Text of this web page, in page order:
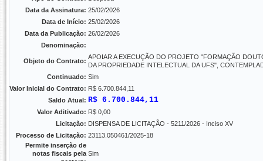
Data da Assinatura: 25/02/2026
Data de Início: 25/02/2026
Data da Publicação: 26/02/2026
Denominação:
Objeto do Contrato:
APOIAR A EXECUÇÃO DO PROJETO "FORMAÇÃO
DA PROPRIEDADE INTELECTUAL DA UFS",
Continuado: Sim
Valor Inicial do Contrato: R$ 6.700.844,11
Saldo Atual: R$ 6.700.844,11
Valor Aditivado: R$ 0,00
Licitação: DISPENSA DE LICITAÇÃO - 5211/2026 - Inciso XV
Processo de Licitação: 23113.050461/2025-18
Permite inserção de
notas fiscais pela Sim